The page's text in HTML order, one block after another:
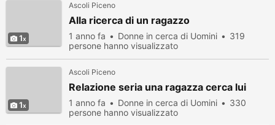
1
Ascoli Piceno
Alla ricerca di un ragazzo
1 anno fa Donne in cerca di Uomini
319
persone hanno visualizzato
1
Ascoli Piceno
Relazione seria una ragazza cerca lui
1 anno fa Donne in cerca di Uomini
330
persone hanno visualizzato